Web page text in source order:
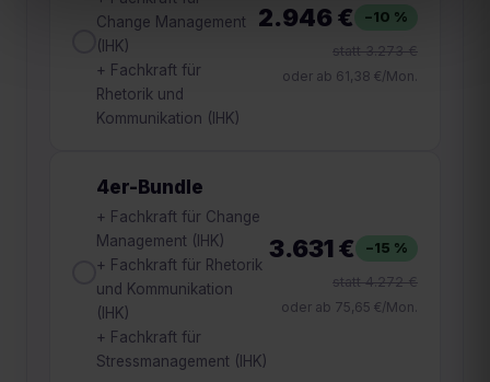
Change Management
(IHK)
+ Fachkraft für
Rhetorik und
Kommunikation (IHK)
2.946 € −10 %
statt3.273 €
oder ab 61,38 €/Mon.
4er-Bundle
+ Fachkraft für Change
Management (IHK)
+ Fachkraft für Rhetorik
und Kommunikation
(IHK)
+ Fachkraft für
Stressmanagement (IHK)
3.631 € −15 %
statt4.272 €
oder ab 75,65 €/Mon.